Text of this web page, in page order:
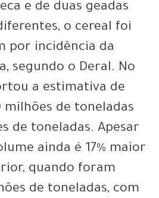
e de duas geadas
o cereal foi
por incidência da
segundo o Deral. No
a estimativa de
milhões de toneladas
de toneladas. Apesar
ainda é 17% maior
quando foram
de toneladas, com